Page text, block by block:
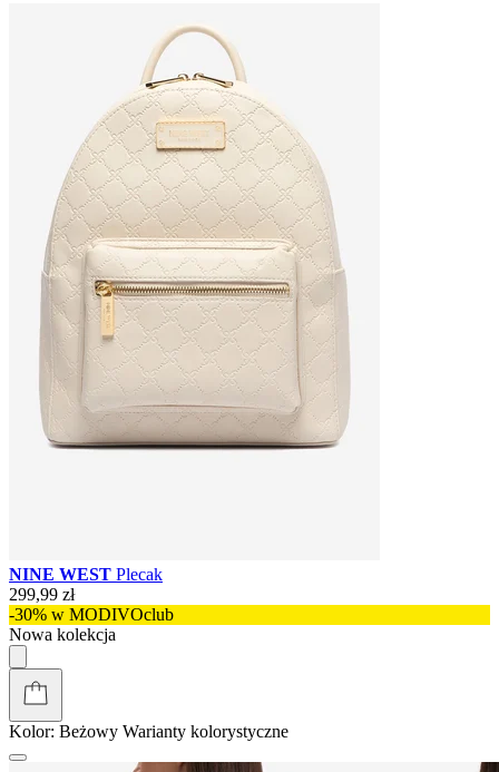
NINE WEST Plecak
299,99 zł
-30% w MODIVOclub
Nowa kolekcja
Kolor: Beżowy Warianty kolorystyczne